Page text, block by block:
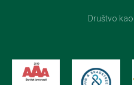
Društvo